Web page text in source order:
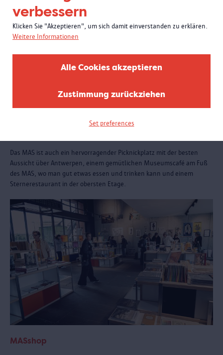
verbessern
Klicken Sie "Akzeptieren", um sich damit einverstanden zu erklären.
Weitere Informationen
Alle Cookies akzeptieren
Zustimmung zurückziehen
Set preferences
Das MAS ist auch ein hervorragender Picknickplatz mit der besten
Aussicht über Antwerpen, einem gemütlichen Museumscafé am Fuß
des MAS, wo man gut etwas essen und trinken kann und einem
Sternerestaurant in der obersten Etage.
MASshop